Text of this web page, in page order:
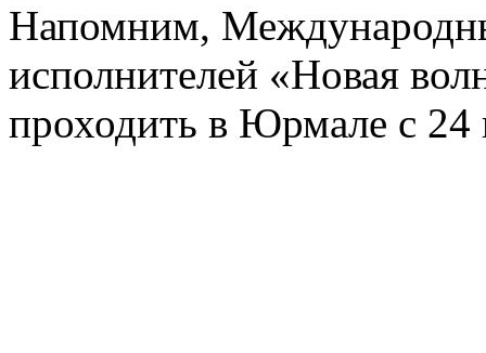
Напомним,
исполнителей «Новая
проходить в Юрмале с